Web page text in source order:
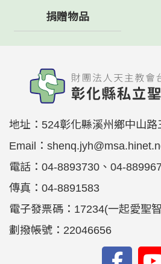
捐贈物品
地址： 524彰化縣溪州鄉中山路
Email：
電話： 04-8893730、04-
傳真： 04-8891583
電子發票碼：17234(一起愛聖
劃撥帳號：22046656